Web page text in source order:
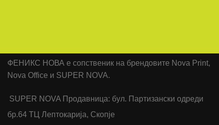
ФЕНИКС НОВА е сопственик на брендовите Nova Print,
Nova Office и SUPER NOVA.
SUPER NOVA Продавница: бул. Партизански одреди
бр.64 ТЦ Лептокарија, Скопје